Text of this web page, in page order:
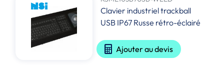
Clavier industriel trackball
USB IP67 Russe rétro-éclairé
Ajouter au devis